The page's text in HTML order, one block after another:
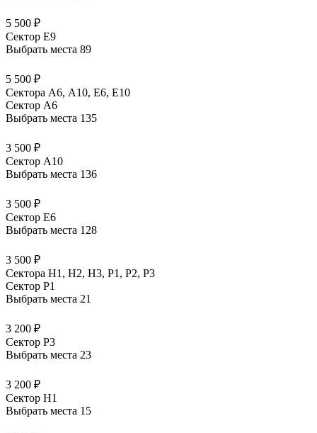
5 500 ₽
Сектор E9
Выбрать места 89
5 500 ₽
Сектора А6, А10, Е6, Е10
Сектор A6
Выбрать места 135
3 500 ₽
Сектор A10
Выбрать места 136
3 500 ₽
Сектор E6
Выбрать места 128
3 500 ₽
Сектора Н1, Н2, Н3, Р1, Р2, Р3
Сектор P1
Выбрать места 21
3 200 ₽
Сектор P3
Выбрать места 23
3 200 ₽
Сектор H1
Выбрать места 15